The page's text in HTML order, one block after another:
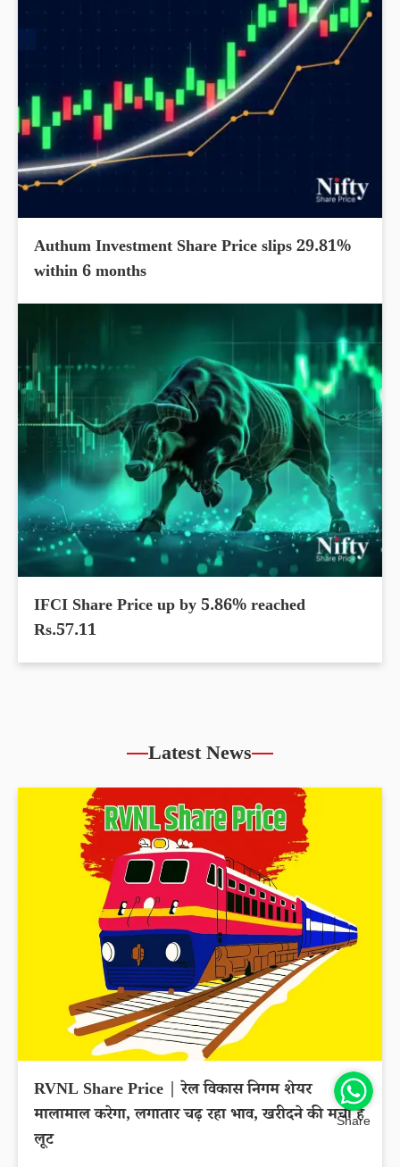
Authum Investment Share Price slips 29.81%
within 6 months
IFCI Share Price up by 5.86% reached
Rs.57.11
Latest News
RVNL Share Price | रेल विकास निगम शेयर
मालामाल करेगा, लगातार चढ़ रहा भाव, खरीदने की मची है
लूट
Share